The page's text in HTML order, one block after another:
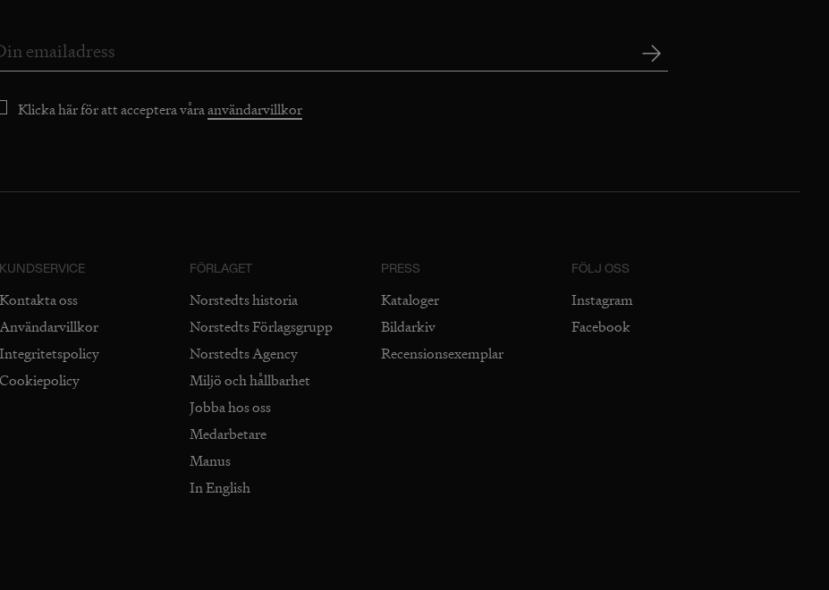
Klicka här för att acceptera våraanvändarvillkor
KUNDSERVICE
Kontakta oss
Användarvillkor
Integritetspolicy
Cookiepolicy
FÖRLAGET
Norstedts historia
Norstedts Förlagsgrupp
Norstedts Agency
Miljö och hållbarhet
Jobba hos oss
Medarbetare
Manus
In English
PRESS
Kataloger
Bildarkiv
Recensionsexemplar
FÖLJ OSS
Instagram
Facebook